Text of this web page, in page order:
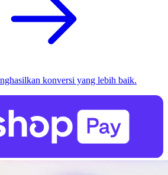
konversi yang lebih baik.